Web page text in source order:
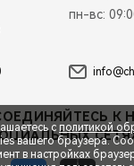
пн-вс:
К
с политикой
вашего браузера.
в настройках